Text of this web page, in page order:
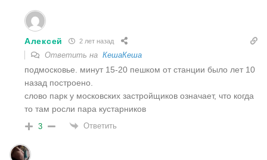
Алексей 2 лет назад
Ответить на КешаКеша
подмосковье. минут 15-20 пешком от станции было лет 10
назад построено.
слово парк у московских застройщиков означает, что когда
то там росли пара кустарников
3 Ответить